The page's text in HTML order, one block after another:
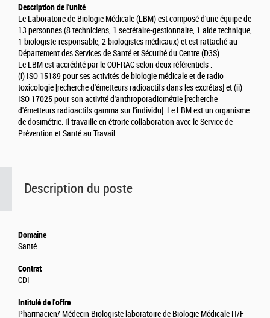
Description du poste
Domaine
Santé
Contrat
CDI
Intitulé de l'offre
Pharmacien/ Médecin Biologiste laboratoire de Biologie Médicale H/F
Description de l'unité
Le Laboratoire de Biologie Médicale (LBM) est composé d'une équipe de
13 personnes (8 techniciens, 1 secrétaire-gestionnaire, 1 aide technique,
1 biologiste-responsable, 2 biologistes médicaux) et est rattaché au
Département des Services de Santé et Sécurité du Centre (D3S).
Le LBM est accrédité par le COFRAC selon deux référentiels :
(i) ISO 15189 pour ses activités de biologie médicale et de radio
toxicologie [recherche d'émetteurs radioactifs dans les excrétas] et (ii)
ISO 17025 pour son activité d'anthroporadiométrie [recherche
d'émetteurs radioactifs gamma sur l'individu]. Le LBM est un organisme
de dosimétrie. Il travaille en étroite collaboration avec le Service de
Prévention et Santé au Travail.